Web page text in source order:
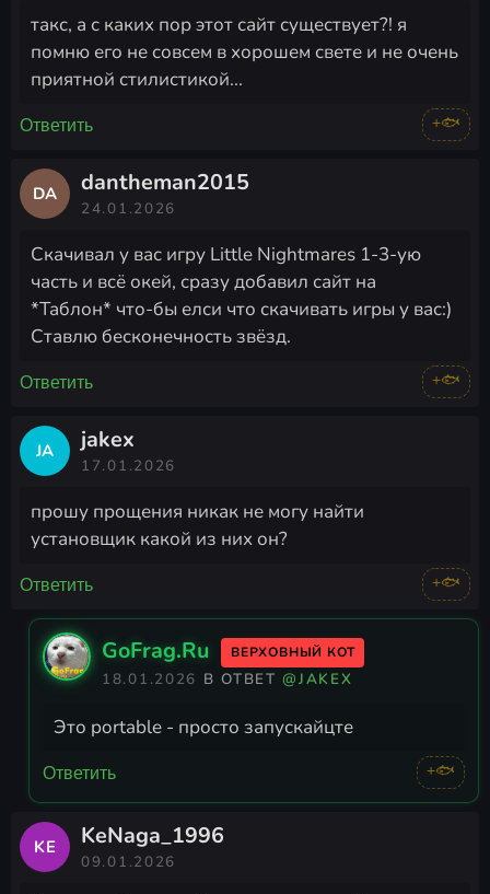
такс, а с каких пор этот сайт существует?! я
помню его не совсем в хорошем свете и не очень
приятной стилистикой...
Ответить +🐟
DA dantheman2015
24.01.2026
Скачивал у вас игру Little Nightmares 1-3-ую
часть и всё окей, сразу добавил сайт на
*Таблон* что-бы елси что скачивать игры у вас:)
Ставлю бесконечность звёзд.
Ответить +🐟
JA jakex
17.01.2026
прошу прощения никак не могу найти
установщик какой из них он?
Ответить +🐟
GoFrag.Ru ВЕРХОВНЫЙ КОТ
18.01.2026 В ОТВЕТ@JAKEX
Это portable - просто запускайцте
Ответить +🐟
KE KeNaga_1996
09.01.2026